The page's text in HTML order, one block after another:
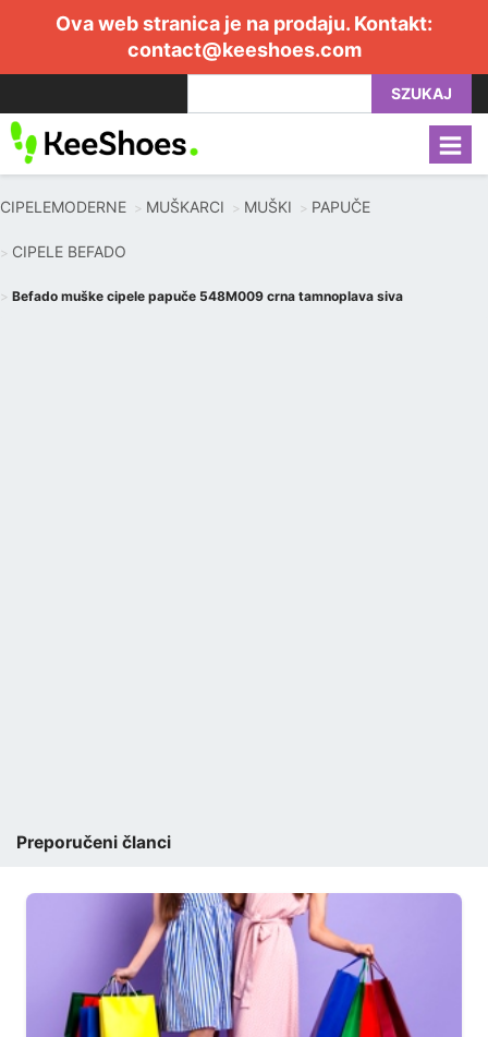
Ova web stranica je na prodaju. Kontakt:
contact@keeshoes.com
SZUKAJ
CIPELEMODERNE MUŠKARCI MUŠKI PAPUČE
CIPELE BEFADO
Befado muške cipele papuče 548M009 crna tamnoplava siva
Preporučeni članci